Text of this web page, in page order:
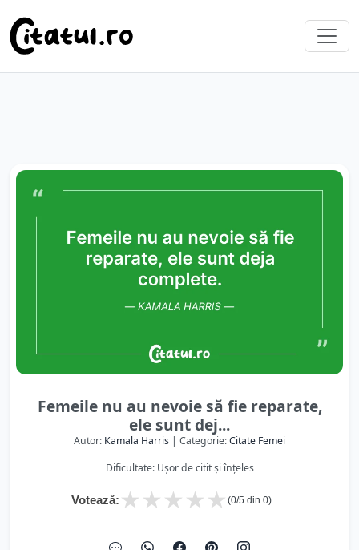
Femeile nu au nevoie să fie reparate,
ele sunt dej...
Autor: Kamala Harris | Categorie:Citate Femei
Dificultate: Ușor de citit și înțeles
Votează: ★
★
★
★
★ (0/5 din 0)